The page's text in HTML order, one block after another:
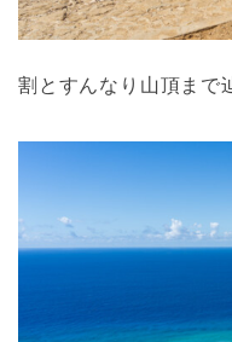
割とすんなり山頂まで